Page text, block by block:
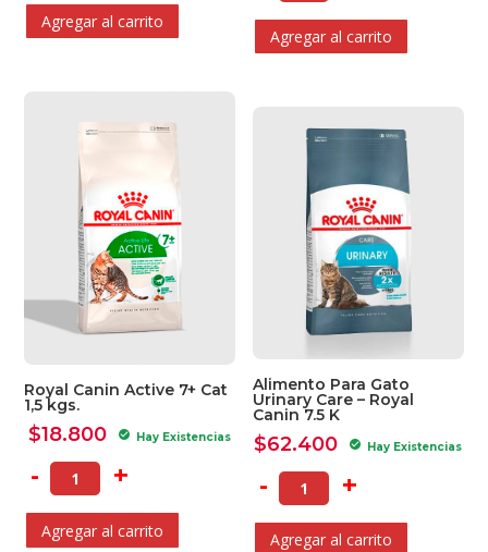
Agregar al carrito
Agregar al carrito
Royal Canin Active 7+ Cat
1,5 kgs.
$18.800 check_circle Hay Existencias
- +
Agregar al carrito
Alimento Para Gato
Urinary Care – Royal
Canin 7.5 K
$62.400 check_circle Hay Existencias
- +
Agregar al carrito